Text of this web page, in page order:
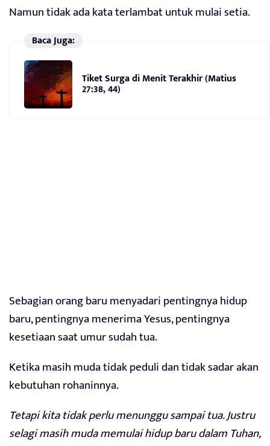
Namun tidak ada kata terlambat untuk mulai setia.
Baca Juga:
Tiket Surga di Menit Terakhir (Matius
27:38, 44)
Sebagian orang baru menyadari pentingnya hidup
baru, pentingnya menerima Yesus, pentingnya
kesetiaan saat umur sudah tua.
Ketika masih muda tidak peduli dan tidak sadar akan
kebutuhan rohaninnya.
Tetapi kita tidak perlu menunggu sampai tua. Justru
selagi masih muda memulai hidup baru dalam Tuhan,